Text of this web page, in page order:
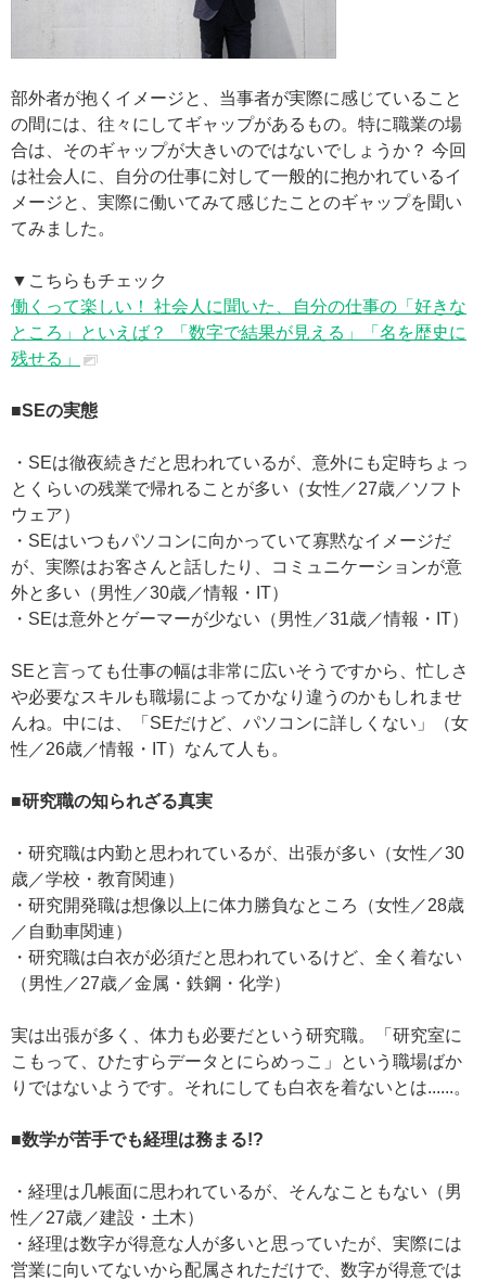
部外者が抱くイメージと、当事者が実際に感じていること
の間には、往々にしてギャップがあるもの。特に職業の場
合は、そのギャップが大きいのではないでしょうか？ 今回
は社会人に、自分の仕事に対して一般的に抱かれているイ
メージと、実際に働いてみて感じたことのギャップを聞い
てみました。
▼こちらもチェック
働くって楽しい！ 社会人に聞いた、自分の仕事の「好きな
ところ」といえば？ 「数字で結果が見える」「名を歴史に
残せる」
■SEの実態
・SEは徹夜続きだと思われているが、意外にも定時ちょっ
とくらいの残業で帰れることが多い（女性／27歳／ソフト
ウェア）
・SEはいつもパソコンに向かっていて寡黙なイメージだ
が、実際はお客さんと話したり、コミュニケーションが意
外と多い（男性／30歳／情報・IT）
・SEは意外とゲーマーが少ない（男性／31歳／情報・IT）
SEと言っても仕事の幅は非常に広いそうですから、忙しさ
や必要なスキルも職場によってかなり違うのかもしれませ
んね。中には、「SEだけど、パソコンに詳しくない」（女
性／26歳／情報・IT）なんて人も。
■研究職の知られざる真実
・研究職は内勤と思われているが、出張が多い（女性／30
歳／学校・教育関連）
・研究開発職は想像以上に体力勝負なところ（女性／28歳
／自動車関連）
・研究職は白衣が必須だと思われているけど、全く着ない
（男性／27歳／金属・鉄鋼・化学）
実は出張が多く、体力も必要だという研究職。「研究室に
こもって、ひたすらデータとにらめっこ」という職場ばか
りではないようです。それにしても白衣を着ないとは......。
■数学が苦手でも経理は務まる!?
・経理は几帳面に思われているが、そんなこともない（男
性／27歳／建設・土木）
・経理は数字が得意な人が多いと思っていたが、実際には
営業に向いてないから配属されただけで、数字が得意では